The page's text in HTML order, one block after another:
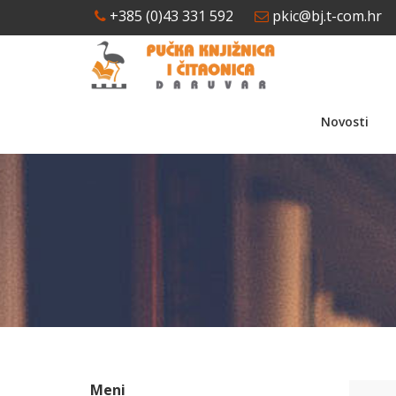
+385 (0)43 331 592 pkic@bj.t-com.hr
Novosti
Meni